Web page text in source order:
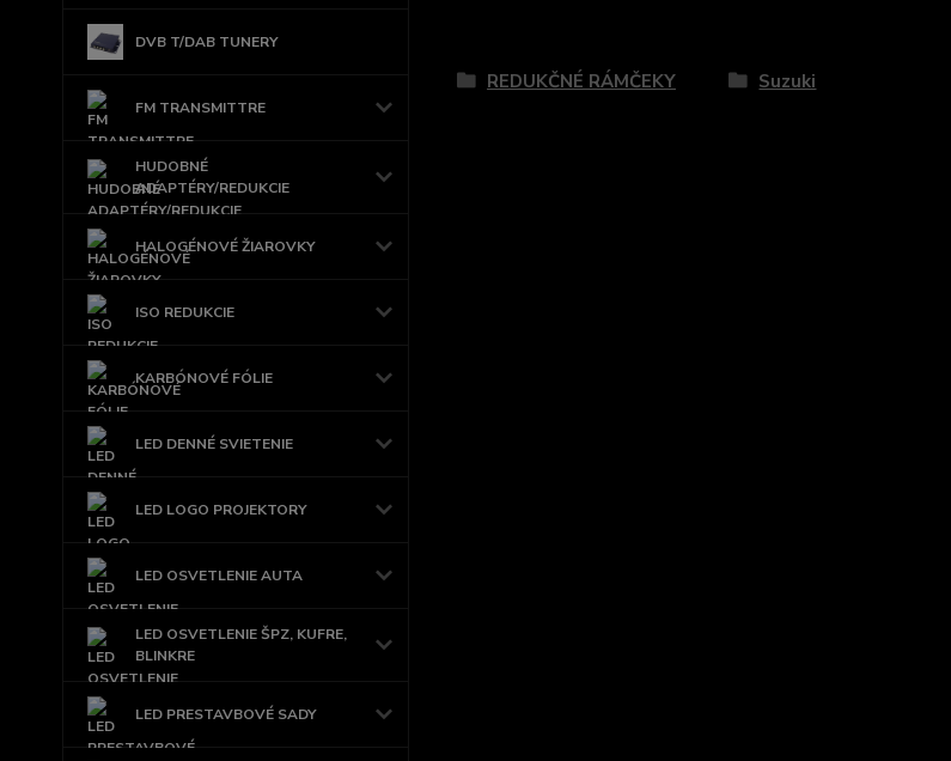
DVB T/DAB TUNERY
FM TRANSMITTRE
HUDOBNÉ
ADAPTÉRY/REDUKCIE
HALOGÉNOVÉ ŽIAROVKY
ISO REDUKCIE
KARBÓNOVÉ FÓLIE
LED DENNÉ SVIETENIE
LED LOGO PROJEKTORY
LED OSVETLENIE AUTA
LED OSVETLENIE ŠPZ, KUFRE,
BLINKRE
LED PRESTAVBOVÉ SADY
REDUKČNÉ RÁMČEKY Suzuki